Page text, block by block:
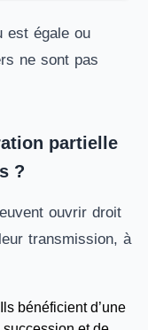
est égale ou
ne sont pas
partielle
?
ouvrir droit
transmission, à
bénéficient d’une